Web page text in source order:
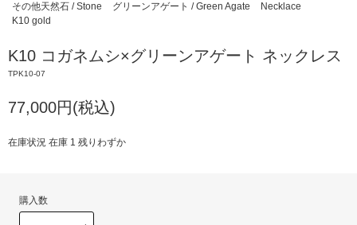
その他天然石 / Stone
グリーンアゲート / Green Agate
Necklace
K10 gold
K10 コガネムシ×グリーンアゲート ネックレス
TPK10-07
77,000円(税込)
在庫状況 在庫 1 残りわずか
購入数